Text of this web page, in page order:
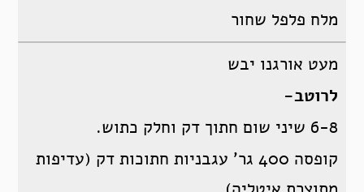
מלח פלפל שחור
מעט אורגנו יבש
לרוטב-
6-8 שיני שום חתוך דק וחלק כתוש.
קופסה 400 גר’ עגבניות חתוכות דק (עדיפות